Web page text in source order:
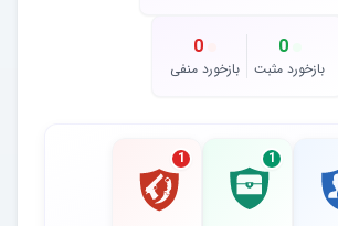
0
بازخورد مثبت
0
بازخورد منفی
1
1